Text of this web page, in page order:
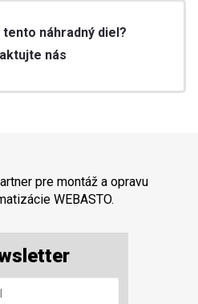
náhradný diel?
nás
pre montáž a opravu
WEBASTO.